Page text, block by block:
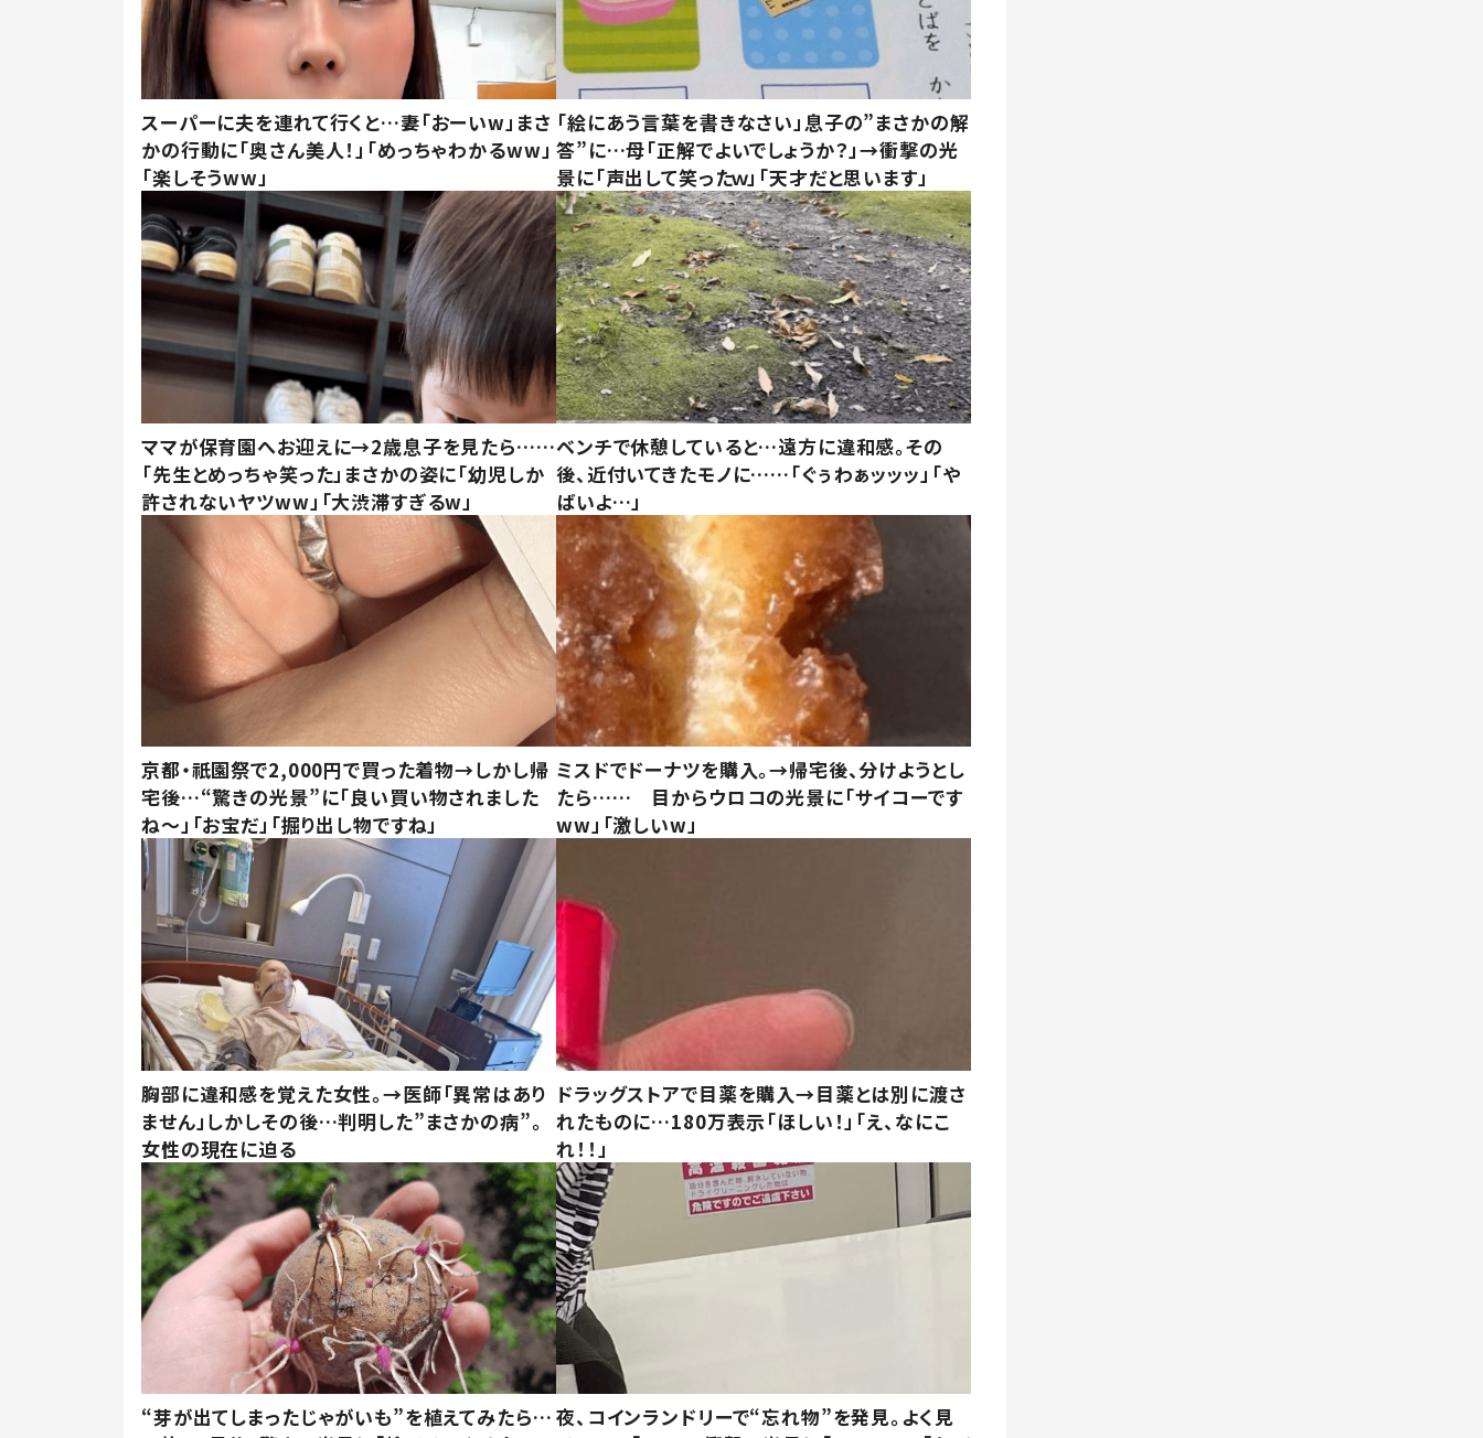
スーパーに夫を連れて行くと…妻「おーいw」まさ
かの行動に「奥さん美人！」「めっちゃわかるww」
「楽しそうww」
「絵にあう言葉を書きなさい」息子の”まさかの解
答”に…母「正解でよいでしょうか？」→衝撃の光
景に「声出して笑ったｗ」「天才だと思います」
ママが保育園へお迎えに→2歳息子を見たら……
「先生とめっちゃ笑った」まさかの姿に「幼児しか
許されないヤツww」「大渋滞すぎるw」
ベンチで休憩していると…遠方に違和感。その
後、近付いてきたモノに……「ぐぅわぁッッッ」「や
ばいよ…」
京都・祇園祭で2,000円で買った着物→しかし帰
宅後…“驚きの光景”に「良い買い物されました
ね～」「お宝だ」「掘り出し物ですね」
ミスドでドーナツを購入。→帰宅後、分けようとし
たら…… 目からウロコの光景に「サイコーです
ww」「激しいw」
胸部に違和感を覚えた女性。→医師「異常はあり
ません」しかしその後…判明した”まさかの病”。
女性の現在に迫る
ドラッグストアで目薬を購入→目薬とは別に渡さ
れたものに…180万表示「ほしい！」「え、なにこ
れ！！」
“芽が出てしまったじゃがいも”を植えてみたら… 夜、コインランドリーで“忘れ物”を発見。よく見